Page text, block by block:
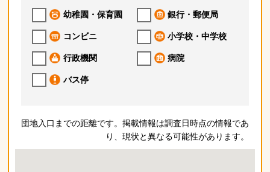
幼稚園・保育園 銀行・郵便局
コンビニ 小学校・中学校
行政機関 病院
バス停
団地入口までの距離です。掲載情報は調査日時点の情報であ
り、現状と異なる可能性があります。